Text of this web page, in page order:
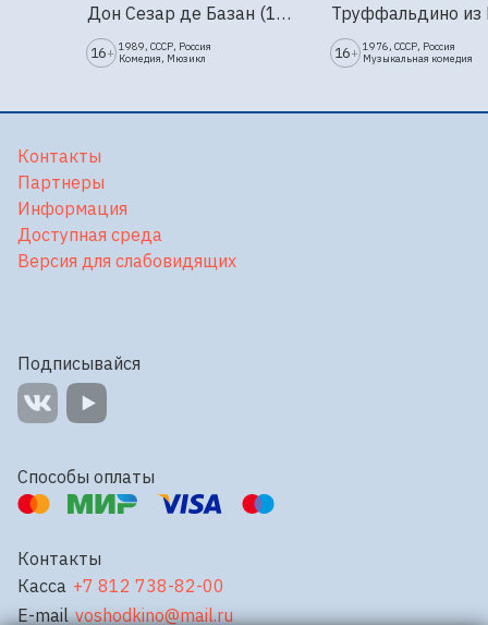
Дон Сезар де Базан (1989г., Ленфильм, 2 серии)
16+ 1989, СССР, Россия
Комедия, Мюзикл
16+ 1976, СССР, Россия
Музыкальная комедия
Контакты
Партнеры
Информация
Доступная среда
Версия для слабовидящих
Подписывайся
Способы оплаты
Контакты
Касса +7 812 738-82-00
E-mail voshodkino@mail.ru